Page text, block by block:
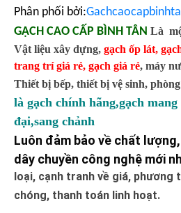
Phân phối bởi:
GẠCH CAO CẤP BÌNH TÂN Là
Vật liệu xây dựng, gạch ốp lát,
trang trí giá rẻ, gạch giá rẻ, máy
Thiết bị bếp, thiết bị vệ sinh,
là gạch chính hãng,gạch
đại,sang chảnh
Luôn đảm bảo về chất
dây chuyền công nghệ mới
loại, cạnh tranh về giá, phương
chóng, thanh toán linh hoạt.